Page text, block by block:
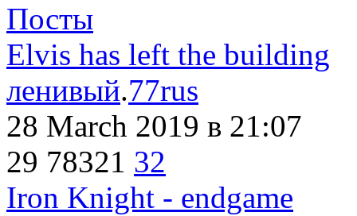
Посты
Elvis has left the building
ленивый.77rus
28 March 2019 в 21:07
29 78321 32
Iron Knight - endgame